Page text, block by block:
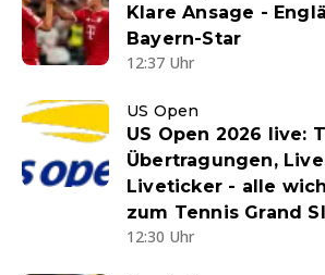
Klare Ansage -
Bayern-Star
12:37 Uhr
US Open
US Open 2026 live:
Übertragungen,
Liveticker - alle
zum Tennis Grand
12:30 Uhr